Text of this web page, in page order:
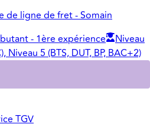
de ligne de fret - Somain
- 1ère expérience
Niveau
Niveau 5 (BTS, DUT, BP, BAC+2)
TGV